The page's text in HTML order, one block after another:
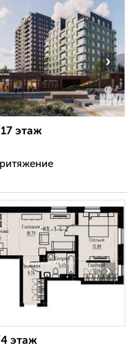
›
этаж
›
этаж